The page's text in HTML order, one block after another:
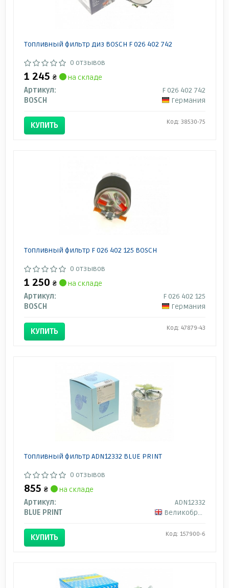
Топливный фильтр диз BOSCH F 026 402 742
0 отзывов
1 245 ₴
на складе
Артикул:
F 026 402 742
BOSCH
Германия
КУПИТЬ Код: 38530-75
Топливный фильтр F 026 402 125 BOSCH
0 отзывов
1 250 ₴
на складе
Артикул:
F 026 402 125
BOSCH
Германия
КУПИТЬ Код: 47879-43
Топливный фильтр ADN12332 BLUE PRINT
0 отзывов
855 ₴
на складе
Артикул:
ADN12332
BLUE PRINT
Великобритания
КУПИТЬ Код: 157900-6